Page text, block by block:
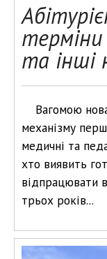
терміни
та інші
Вагомою
механізму
медичні та
хто виявить
відпрацювати
трьох років...